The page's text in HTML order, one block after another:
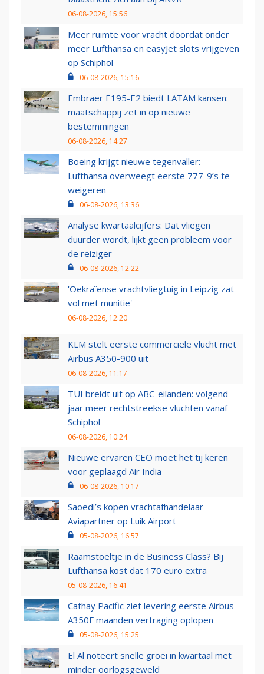
06-08-2026, 15:56
Meer ruimte voor vracht doordat onder
meer Lufthansa en easyJet slots vrijgeven
op Schiphol
06-08-2026, 15:16
Embraer E195-E2 biedt LATAM kansen:
maatschappij zet in op nieuwe
bestemmingen
06-08-2026, 14:27
Boeing krijgt nieuwe tegenvaller:
Lufthansa overweegt eerste 777-9’s te
weigeren
06-08-2026, 13:36
Analyse kwartaalcijfers: Dat vliegen
duurder wordt, lijkt geen probleem voor
de reiziger
06-08-2026, 12:22
'Oekraïense vrachtvliegtuig in Leipzig zat
vol met munitie'
06-08-2026, 12:20
KLM stelt eerste commerciële vlucht met
Airbus A350-900 uit
06-08-2026, 11:17
TUI breidt uit op ABC-eilanden: volgend
jaar meer rechtstreekse vluchten vanaf
Schiphol
06-08-2026, 10:24
Nieuwe ervaren CEO moet het tij keren
voor geplaagd Air India
06-08-2026, 10:17
Saoedi’s kopen vrachtafhandelaar
Aviapartner op Luik Airport
05-08-2026, 16:57
Raamstoeltje in de Business Class? Bij
Lufthansa kost dat 170 euro extra
05-08-2026, 16:41
Cathay Pacific ziet levering eerste Airbus
A350F maanden vertraging oplopen
05-08-2026, 15:25
El Al noteert snelle groei in kwartaal met
minder oorlogsgeweld